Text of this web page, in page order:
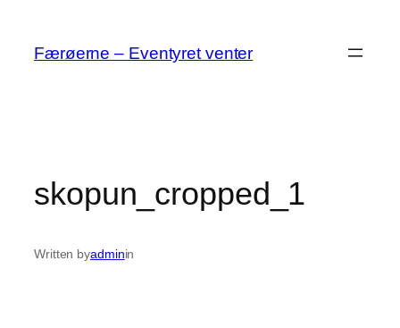
indhold
Færøerne – Eventyret venter
skopun_cropped_1
Written byadminin